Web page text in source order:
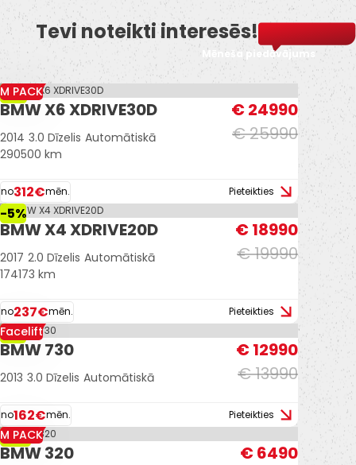
U.c ekstras.
Tevi noteikti interesēs!
Mēneša piedāvājums
-4%
M PACK
BMW X6 XDRIVE30D
€ 25990
€ 24990
2014 3.0 Dīzelis Automātiskā
290500 km
no312€mēn. Pieteikties
-5%
BMW X4 XDRIVE20D
€ 19990
€ 18990
2017 2.0 Dīzelis Automātiskā
174173 km
no237€mēn. Pieteikties
-7%
Facelift
BMW 730
€ 13990
€ 12990
2013 3.0 Dīzelis Automātiskā
no162€mēn. Pieteikties
-13%
M PACK
BMW 320
€ 6490